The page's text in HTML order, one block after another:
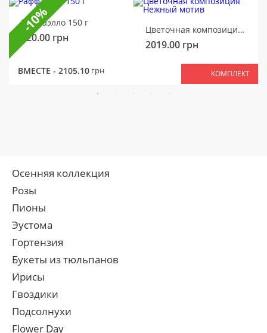
Раффаэлло 150 г
320.00 грн
Цветочная композиция Нежный мотив
2019.00 грн
ВМЕСТЕ - 2105.10 грн КОМПЛЕКТ
-10%
Осенняя коллекция
Розы
Пионы
Эустома
Гортензия
Букеты из тюльпанов
Ирисы
Гвоздики
Подсолнухи
Flower Day